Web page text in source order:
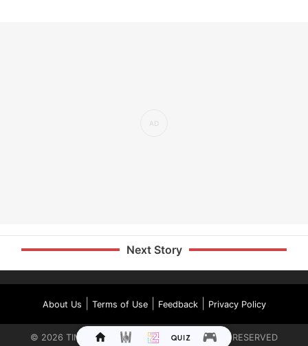
Next Story
About Us Terms of Use| Feedback| Privacy Policy
© 2026 TIMES INTERNET LIMITED. ALL RIGHTS RESERVED